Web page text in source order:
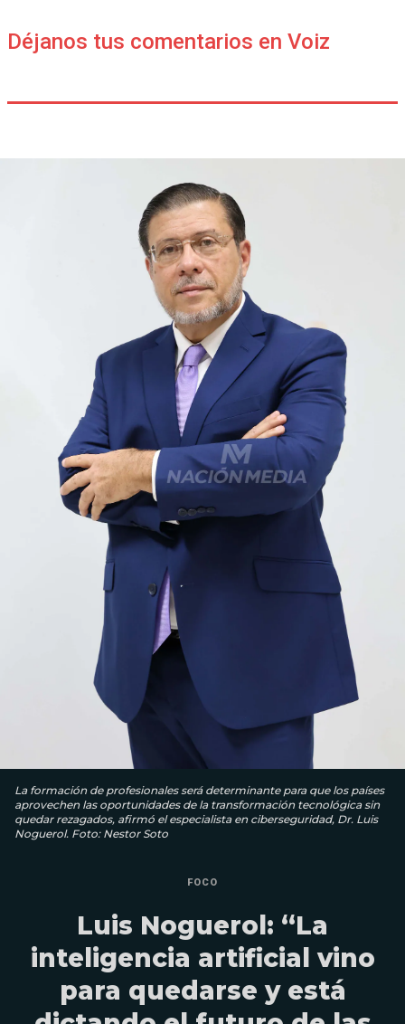
Déjanos tus comentarios en Voiz
La formación de profesionales será determinante para que los países
aprovechen las oportunidades de la transformación tecnológica sin
quedar rezagados, afirmó el especialista en ciberseguridad, Dr. Luis
Noguerol. Foto: Nestor Soto
FOCO
Luis Noguerol: “La
inteligencia artificial vino
para quedarse y está